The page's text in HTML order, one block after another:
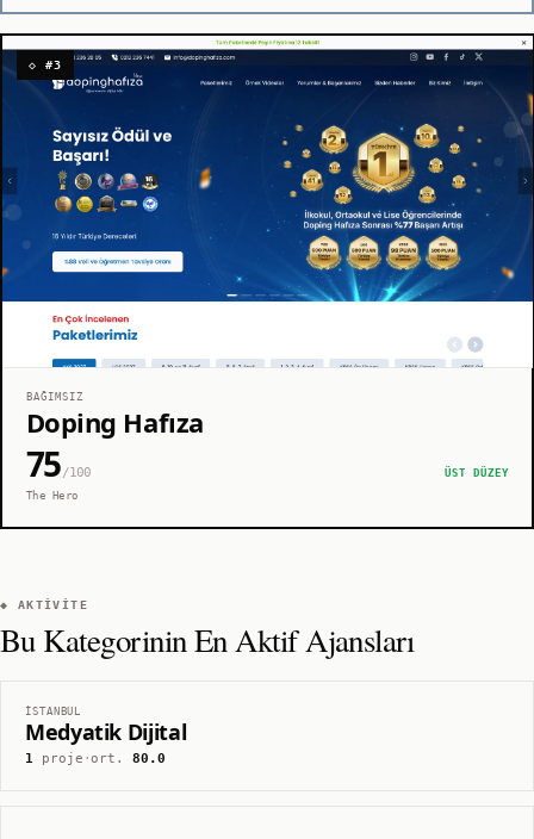
◇ #3
BAĞIMSIZ
Doping Hafıza
75/100
ÜST DÜZEY
The Hero
◆ AKTIVITE
Bu Kategorinin En Aktif Ajansları
İSTANBUL
Medyatik Dijital
1proje ·ort.80.0